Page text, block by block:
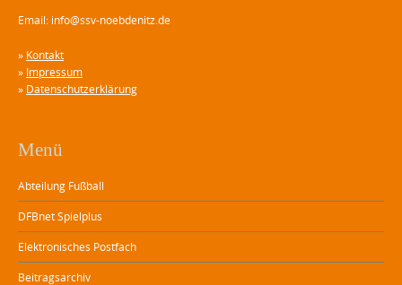
Email: info@ssv-noebdenitz.de
» Kontakt
» Impressum
» Datenschutzerklärung
Menü
Abteilung Fußball
DFBnet Spielplus
Elektronisches Postfach
Beitragsarchiv